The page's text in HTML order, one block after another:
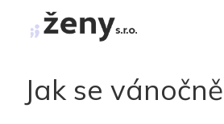
Jak se